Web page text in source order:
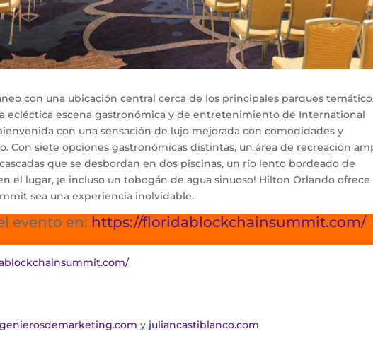
con una ubicación central cerca de los principales parques
ecléctica escena gastronómica y de entretenimiento de International
con una sensación de lujo mejorada con comodidades y
Con siete opciones gastronómicas distintas, un área de recreación
que se desbordan en dos piscinas, un río lento bordeado de
el lugar, ¡e incluso un tobogán de agua sinuoso! Hilton Orlando ofrece
sea una experiencia inolvidable.
evento en: https://floridablockchainsummit.com/
y juliancastiblanco.com